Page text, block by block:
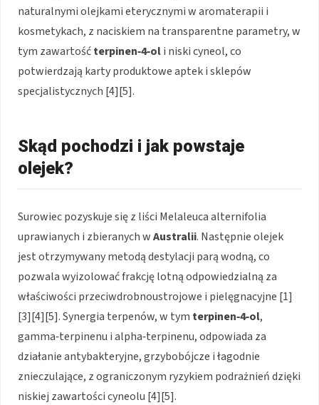
naturalnymi olejkami eterycznymi w aromaterapii i
kosmetykach, z naciskiem na transparentne parametry, w
tym zawartośćterpinen‑4‑oli niski cyneol, co
potwierdzają karty produktowe aptek i sklepów
specjalistycznych [4][5].
Skąd pochodzi i jak powstaje
olejek?
Surowiec pozyskuje się z liści Melaleuca alternifolia
uprawianych i zbieranych wAustralii. Następnie olejek
jest otrzymywany metodą destylacji parą wodną, co
pozwala wyizolować frakcję lotną odpowiedzialną za
właściwości przeciwdrobnoustrojowe i pielęgnacyjne [1]
[3][4][5]. Synergia terpenów, w tym terpinen‑4‑ol,
gamma‑terpinenu i alpha‑terpinenu, odpowiada za
działanie antybakteryjne, grzybobójcze i łagodnie
znieczulające, z ograniczonym ryzykiem podrażnień dzięki
niskiej zawartości cyneolu [4][5].